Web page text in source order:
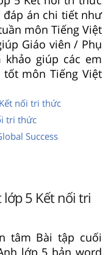
đáp án chi tiết như
môn Tiếng Việt
Giáo viên / Phụ
giúp các em
môn Tiếng Việt
nối tri thức
tri thức
Success
lớp 5 Kết nối tri
tâm Bài tập cuối
lớp 5 bản word